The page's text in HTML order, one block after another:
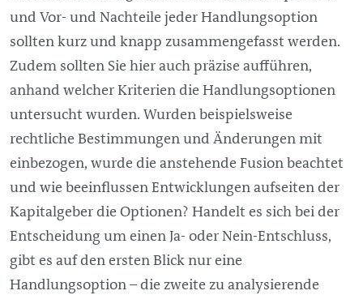
und Vor- und Nachteile jeder Handlungsoption
sollten kurz und knapp zusammengefasst werden.
Zudem sollten Sie hier auch präzise aufführen,
anhand welcher Kriterien die Handlungsoptionen
untersucht wurden. Wurden beispielsweise
rechtliche Bestimmungen und Änderungen mit
einbezogen, wurde die anstehende Fusion beachtet
und wie beeinflussen Entwicklungen aufseiten der
Kapitalgeber die Optionen? Handelt es sich bei der
Entscheidung um einen Ja- oder Nein-Entschluss,
gibt es auf den ersten Blick nur eine
Handlungsoption – die zweite zu analysierende